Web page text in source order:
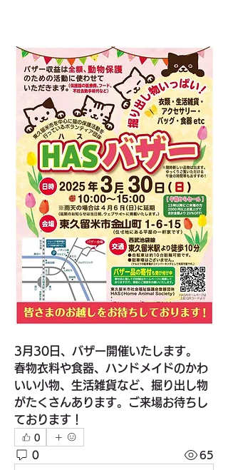
3月30日、バザー開催いたします。
春物衣料や食器、ハンドメイドのかわ
いい小物、生活雑貨など、掘り出し物
がたくさんあります。ご来場お待ちし
ております！
0
0 65